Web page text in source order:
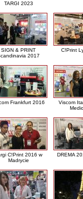
TARGI 2023
SIGN & PRINT
2017
C!Print
Frankfurt 2016
Viscom
C!Print 2016 w
Madrycie
DREMA